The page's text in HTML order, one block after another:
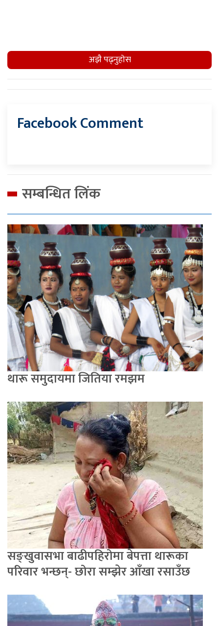
अझै पढ्नुहाेस
Facebook Comment
सम्बन्धित लिंक
थारू समुदायमा जितिया रमझम
सङ्खुवासभा बाढीपहिरोमा बेपत्ता थारूका
परिवार भन्छन्- छोरा सम्झेर आँखा रसाउँछ